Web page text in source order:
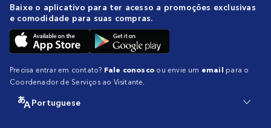
Baixe o aplicativo para ter acesso a promoções exclusivas
e comodidade para suas compras.
Precisa entrar em contato? Fale conosco ou envie um email para o
Coordenador de Serviços ao Visitante.
Portuguese